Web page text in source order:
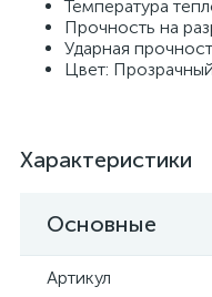
Температура
Прочность на
Ударная
Цвет: Прозрачный
Характеристики
Основные
Артикул